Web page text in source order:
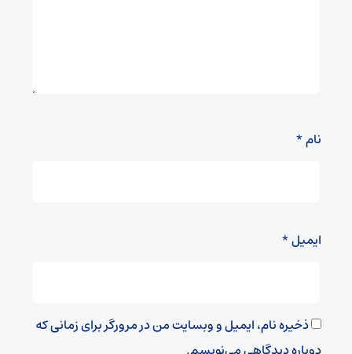
نام*
ایمیل*
ذخیره نام، ایمیل و وبسایت من در مرورگر برای زمانی که